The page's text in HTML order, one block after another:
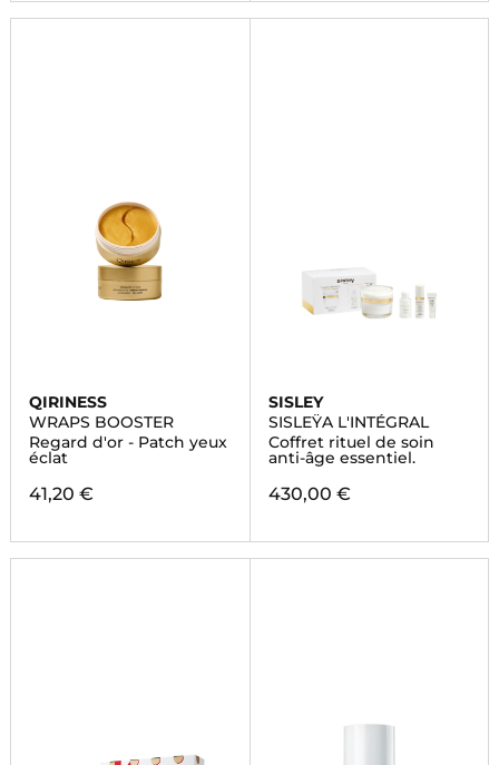
QIRINESS
WRAPS BOOSTER
Regard d'or - Patch yeux
éclat
41,20 €
SISLEY
SISLEŸA L'INTÉGRAL
Coffret rituel de soin
anti-âge essentiel.
430,00 €